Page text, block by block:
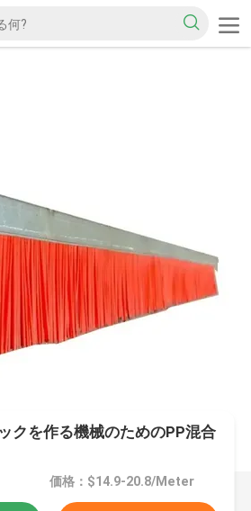
クを作る機械のためのPP混合
価格：$14.9-20.8/Meter